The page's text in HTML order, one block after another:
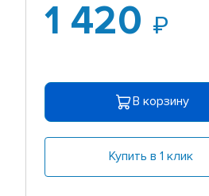
1 420
В корзину
Купить в 1 клик